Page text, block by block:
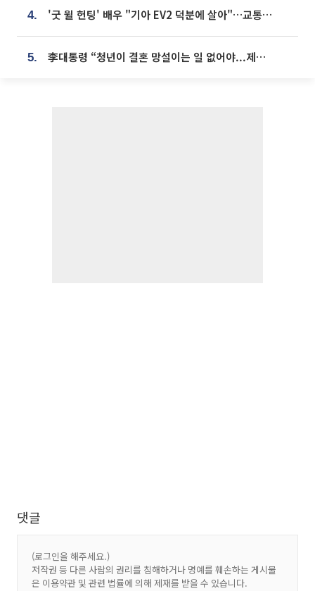
4. '굿 윌 헌팅' 배우 "기아 EV2 덕분에 살아"…교통사고 후 안전성 극찬
5. 李대통령 “청년이 결혼 망설이는 일 없어야...제도상 불이익 조사”
댓글